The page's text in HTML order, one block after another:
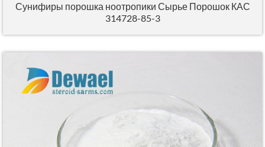
Сунифиры порошка ноотропики Сырье Порошок КАС
314728-85-3